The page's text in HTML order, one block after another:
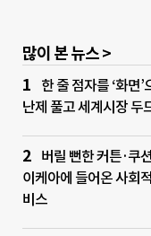
많이 본 뉴스 >
한 줄 점자를 ‘화면
난제 풀고 세계시장 두
버릴 뻔한 커튼·쿠
이케아에 들어온 사회
비스